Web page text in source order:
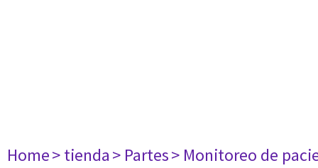
Home> tienda> Partes> Monitoreo de